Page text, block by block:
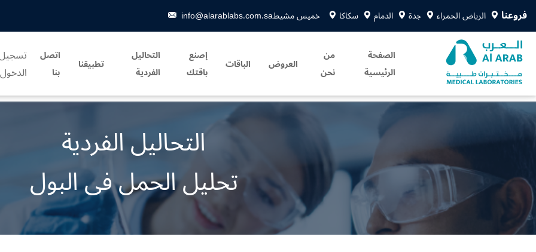
فروعنا الرياض الحمراء جدة الدمام سكاكا خميس مشيطinfo@alarablabs.com.sa
الصفحة
الرئيسية
من
نحن
العروض الباقات
إصنع
باقتك
التحاليل
الفردية
تطبيقنا
اتصل
بنا
الدخول
التحاليل الفردية
تحليل الحمل فى البول